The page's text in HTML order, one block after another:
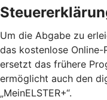
Um die Abgabe zu
das kostenlose Online-
ersetzt das frühere
ermöglicht auch den
„MeinELSTER+“.